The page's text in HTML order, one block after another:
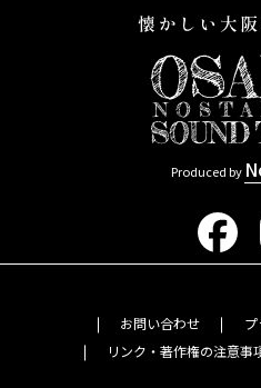
Produced by
お問い合わせ
リンク・著作権の注意事